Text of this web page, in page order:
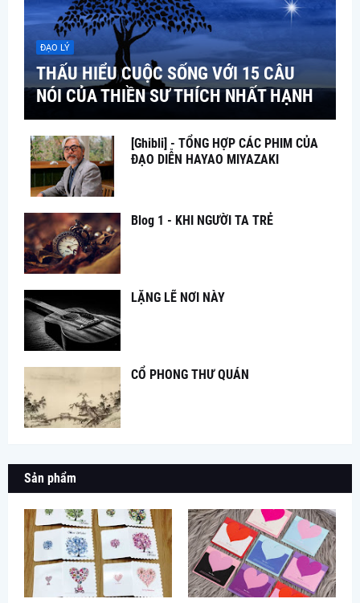
ĐẠO LÝ
THẤU HIỂU CUỘC SỐNG VỚI 15 CÂU
NÓI CỦA THIỀN SƯ THÍCH NHẤT HẠNH
[Ghibli] - TỔNG HỢP CÁC PHIM CỦA
ĐẠO DIỄN HAYAO MIYAZAKI
Blog 1 - KHI NGƯỜI TA TRẺ
LẶNG LẼ NƠI NÀY
CỔ PHONG THƯ QUÁN
Sản phẩm